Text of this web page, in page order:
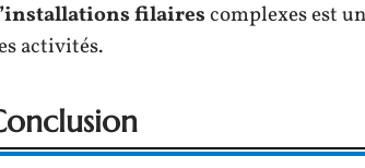
filairescomplexes est
activités.